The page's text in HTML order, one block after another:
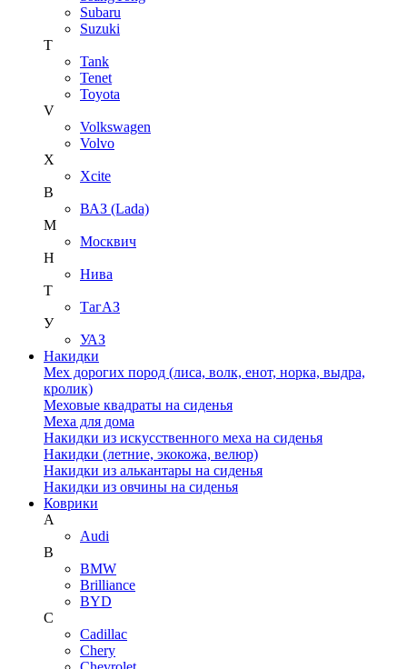
Subaru
Suzuki
T
Tank
Tenet
Toyota
V
Volkswagen
Volvo
X
Xcite
В
ВАЗ (Lada)
М
Москвич
Н
Нива
Т
ТагАЗ
У
УАЗ
Накидки
Мех дорогих пород (лиса, волк, енот, норка, выдра,
кролик)
Меховые квадраты на сиденья
Меха для дома
Накидки из искусственного меха на сиденья
Накидки (летние, экокожа, велюр)
Накидки из алькантары на сиденья
Накидки из овчины на сиденья
Коврики
A
Audi
B
BMW
Brilliance
BYD
C
Cadillac
Chery